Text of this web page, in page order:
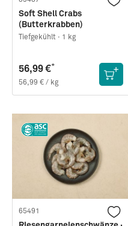
Soft Shell Crabs
(Butterkrabben)
Tiefgekühlt · 1 kg
56,99 €*
56,99 € / kg
65491